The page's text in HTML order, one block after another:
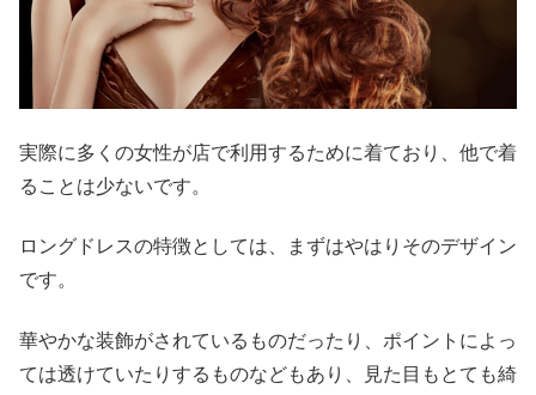
実際に多くの女性が店で利用するために着ており、他で着
ることは少ないです。
ロングドレスの特徴としては、まずはやはりそのデザイン
です。
華やかな装飾がされているものだったり、ポイントによっ
ては透けていたりするものなどもあり、見た目もとても綺